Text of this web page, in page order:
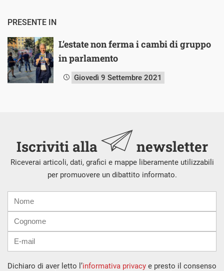
PRESENTE IN
L’estate non ferma i cambi di gruppo
in parlamento
Giovedì 9 Settembre 2021
Iscriviti alla newsletter
Riceverai articoli, dati, grafici e mappe liberamente utilizzabili
per promuovere un dibattito informato.
mail
Dichiaro di aver letto l’informativa privacy e presto il consenso